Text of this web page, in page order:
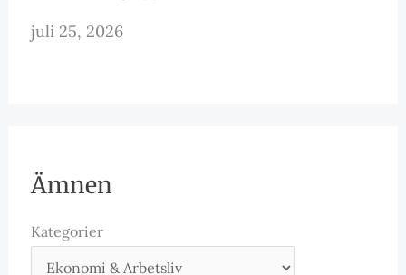
juli 25, 2026
Ämnen
Kategorier